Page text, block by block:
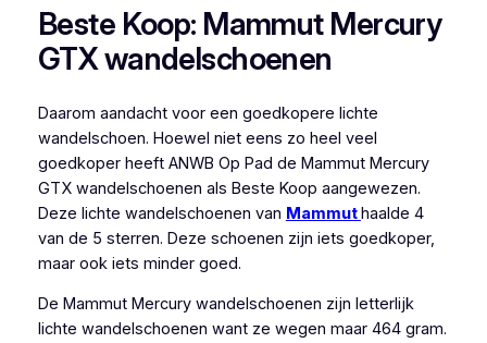
Beste Koop: Mammut Mercury
GTX wandelschoenen
Daarom aandacht voor een goedkopere lichte
wandelschoen. Hoewel niet eens zo heel veel
goedkoper heeft ANWB Op Pad de Mammut Mercury
GTX wandelschoenen als Beste Koop aangewezen.
Deze lichte wandelschoenen van Mammuthaalde 4
van de 5 sterren. Deze schoenen zijn iets goedkoper,
maar ook iets minder goed.
De Mammut Mercury wandelschoenen zijn letterlijk
lichte wandelschoenen want ze wegen maar 464 gram.